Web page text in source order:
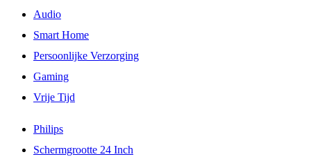
Audio
Smart Home
Persoonlijke Verzorging
Gaming
Vrije Tijd
Philips
Schermgrootte 24 Inch